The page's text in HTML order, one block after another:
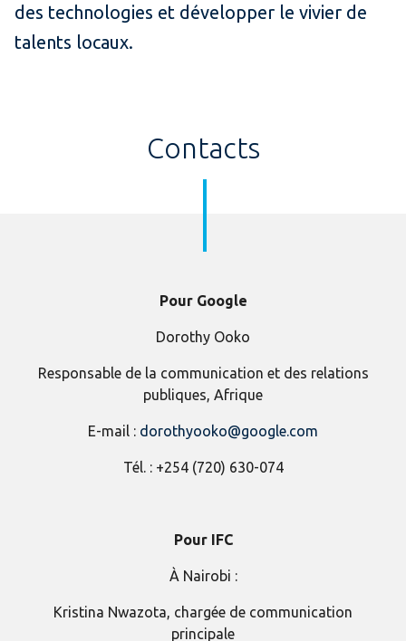
des technologies et développer le vivier de
talents locaux.
Contacts
Pour Google
Dorothy Ooko
Responsable de la communication et des relations
publiques, Afrique
E-mail : dorothyooko@google.com
Tél. : +254 (720) 630-074
Pour IFC
À Nairobi :
Kristina Nwazota, chargée de communication
principale